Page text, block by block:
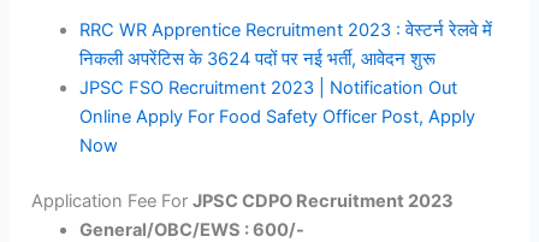
RRC WR Apprentice Recruitment 2023 : वेस्टर्न रेलवे में
निकली अपरेंटिस के 3624 पदों पर नई भर्ती, आवेदन शुरू
JPSC FSO Recruitment 2023 | Notification Out
Online Apply For Food Safety Officer Post, Apply
Now
Application Fee ForJPSC CDPO Recruitment 2023
General/OBC/EWS : 600/-